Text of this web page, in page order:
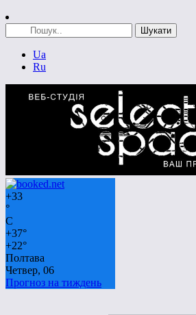
Ua
Ru
+33
°
C
+37°
+22°
Полтава
Четвер, 06
Прогноз на тиждень